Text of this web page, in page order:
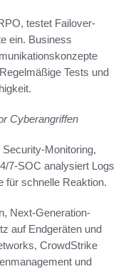
testet Failover-
ein. Business
Tests und
Cyberangriffen
Monitoring,
7-SOC analysiert Logs
für schnelle Reaktion.
Next-Generation-
auf Endgeräten und
CrowdStrike
und